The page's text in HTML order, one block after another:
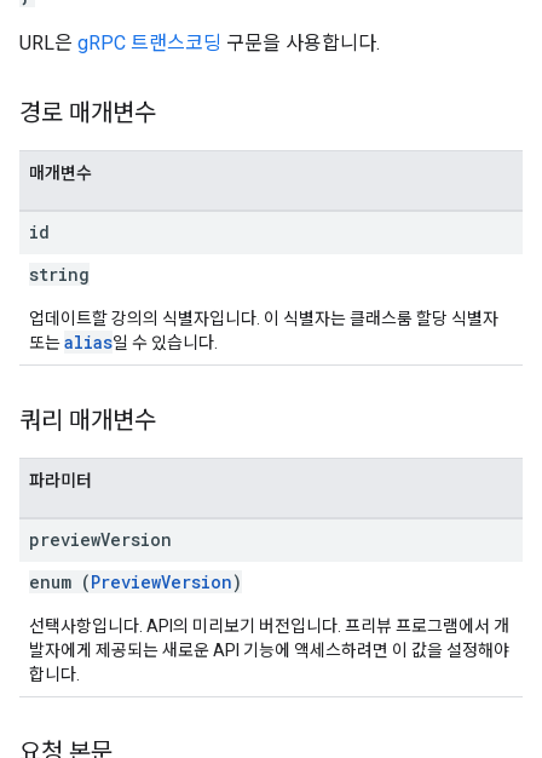
URL은 gRPC 트랜스코딩 구문을 사용합니다.
경로 매개변수
매개변수
id
string
업데이트할 강의의 식별자입니다. 이 식별자는 클래스룸 할당 식별자
또는alias일 수 있습니다.
쿼리 매개변수
파라미터
previewVersion
enum (PreviewVersion)
선택사항입니다. API의 미리보기 버전입니다. 프리뷰 프로그램에서 개
발자에게 제공되는 새로운 API 기능에 액세스하려면 이 값을 설정해야
합니다.